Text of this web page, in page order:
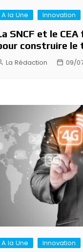
A la Une Innovation
SNCF et le
construire le
La Rédaction 09/
A la Une Innovation